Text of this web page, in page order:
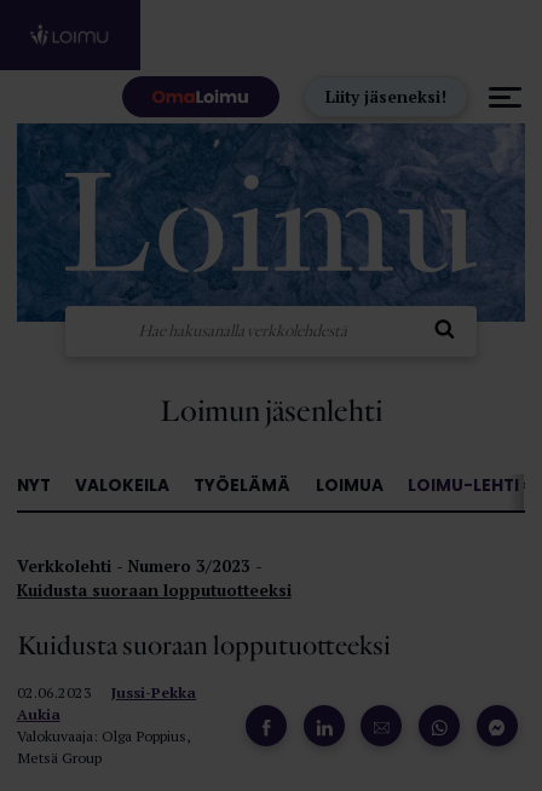
Liity jäseneksi!
Loimun jäsenlehti
NYT VALOKEILA TYÖELÄMÄ LOIMUA LOIMU-LEHTI »
Verkkolehti
Numero 3/2023
Kuidusta suoraan lopputuotteeksi
Kuidusta suoraan lopputuotteeksi
02.06.2023
Jussi-Pekka
Aukia
Valokuvaaja: Olga Poppius,
Metsä Group